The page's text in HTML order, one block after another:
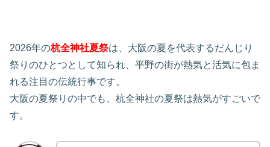
2026年の杭全神社夏祭は、大阪の夏を代表するだんじり
祭りのひとつとして知られ、平野の街が熱気と活気に包ま
れる注目の伝統行事です。
大阪の夏祭りの中でも、杭全神社の夏祭は熱気がすごいで
す。